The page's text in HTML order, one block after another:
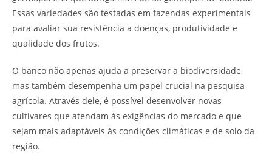
Essas variedades são testadas em fazendas experimentais
para avaliar sua resistência a doenças, produtividade e
qualidade dos frutos.
O banco não apenas ajuda a preservar a biodiversidade,
mas também desempenha um papel crucial na pesquisa
agrícola. Através dele, é possível desenvolver novas
cultivares que atendam às exigências do mercado e que
sejam mais adaptáveis às condições climáticas e de solo da
região.